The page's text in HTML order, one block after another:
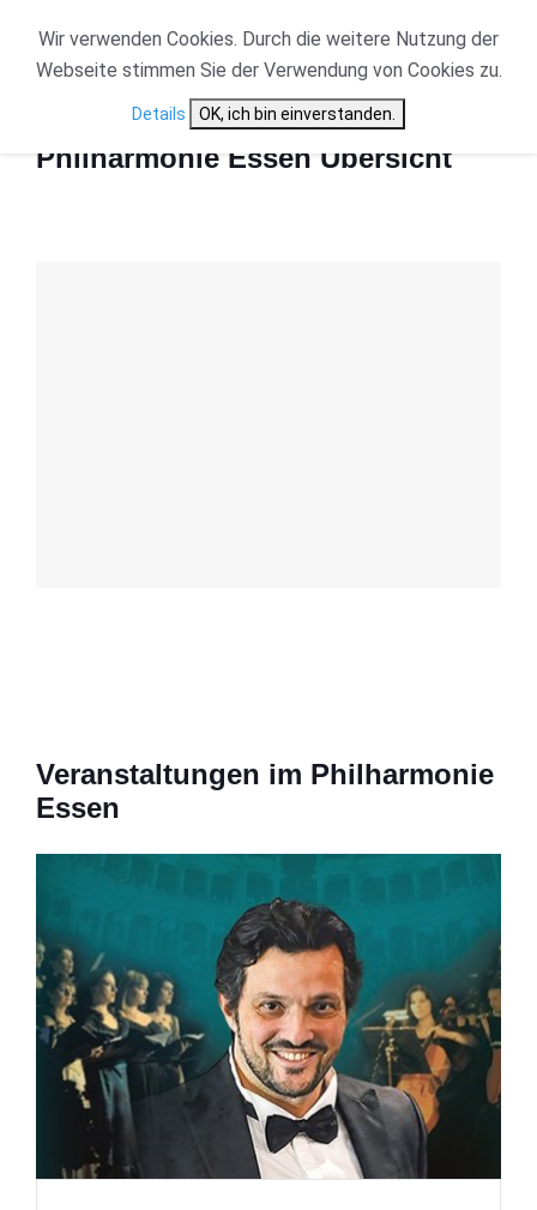
Philharmonie Essen Übersicht
Philharmonie Essen Übersicht
Veranstaltungen im Philharmonie
Essen
Wir verwenden Cookies. Durch die weitere Nutzung der
Webseite stimmen Sie der Verwendung von Cookies zu.
Details OK, ich bin einverstanden.